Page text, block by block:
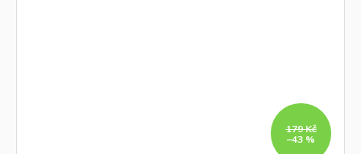
179 Kč
–43 %